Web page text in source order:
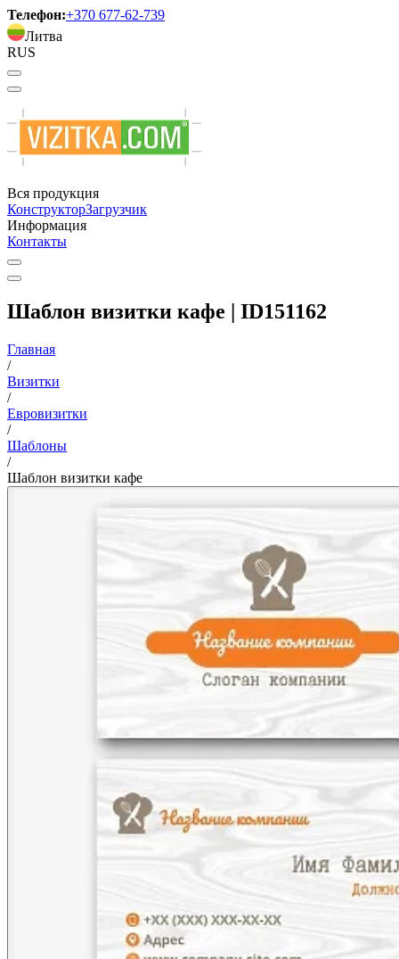
Телефон:+370 677-62-739
Литва
RUS
Вся продукция
КонструкторЗагрузчик
Информация
Контакты
Шаблон визитки кафе | ID151162
Главная
/
Визитки
/
Евровизитки
/
Шаблоны
/
Шаблон визитки кафе